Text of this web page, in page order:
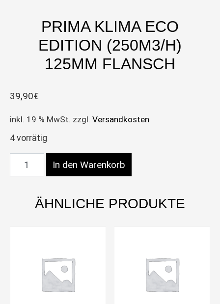
PRIMA KLIMA ECO
EDITION (250M3/H)
125MM FLANSCH
39,90€
inkl. 19 % MwSt. zzgl. Versandkosten
4 vorrätig
Prima Klima ECO Edition (250m3/h) 125mm
In den Warenkorb
ÄHNLICHE PRODUKTE